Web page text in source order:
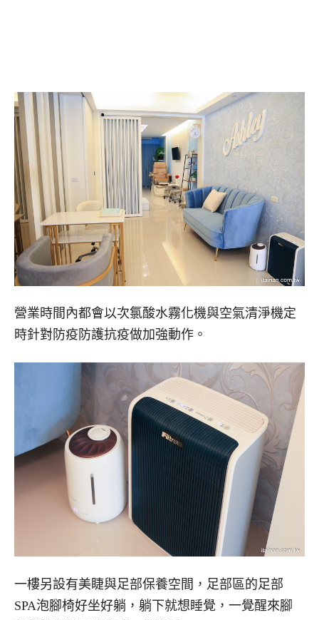
營業時間內都會以次氯酸水霧化機與空氣清淨機定
時針對防疫防護抗疫做加強動作。
一樓另設有美睫與足部保養空間，足部區的足部
SPA泡腳椅好坐好躺，躺下就想睡覺，一覺醒來腳